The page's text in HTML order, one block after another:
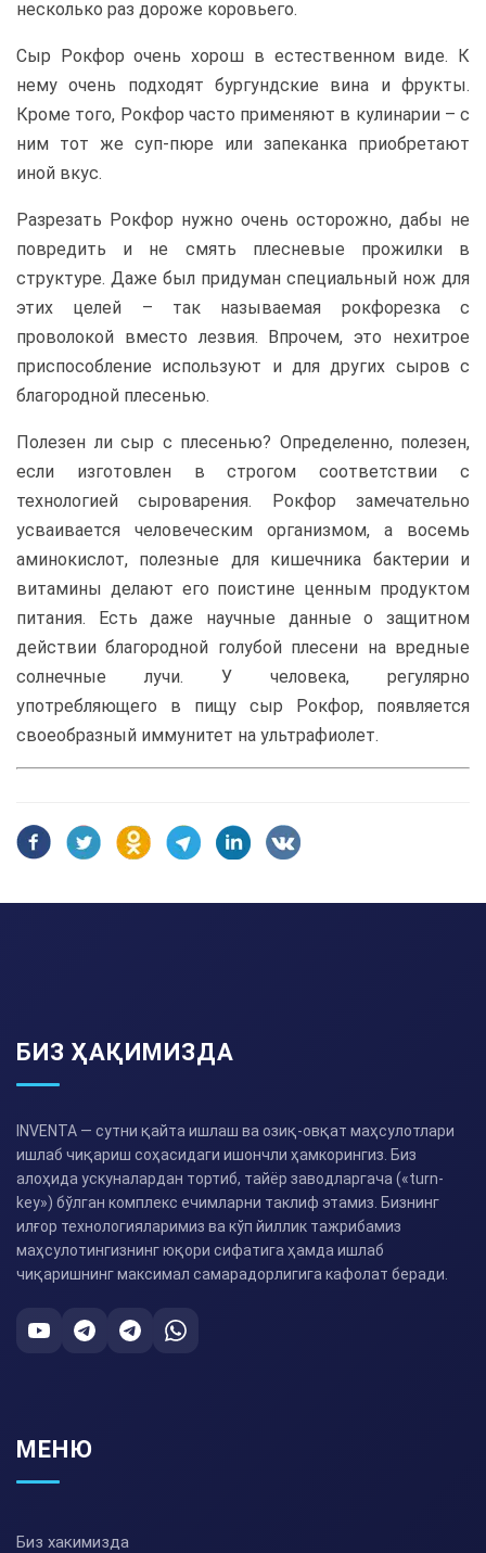
несколько раз дороже коровьего.
Сыр Рокфор очень хорош в естественном виде. К
нему очень подходят бургундские вина и фрукты.
Кроме того, Рокфор часто применяют в кулинарии – с
ним тот же суп-пюре или запеканка приобретают
иной вкус.
Разрезать Рокфор нужно очень осторожно, дабы не
повредить и не смять плесневые прожилки в
структуре. Даже был придуман специальный нож для
этих целей – так называемая рокфорезка с
проволокой вместо лезвия. Впрочем, это нехитрое
приспособление используют и для других сыров с
благородной плесенью.
Полезен ли сыр с плесенью? Определенно, полезен,
если изготовлен в строгом соответствии с
технологией сыроварения. Рокфор замечательно
усваивается человеческим организмом, а восемь
аминокислот, полезные для кишечника бактерии и
витамины делают его поистине ценным продуктом
питания. Есть даже научные данные о защитном
действии благородной голубой плесени на вредные
солнечные лучи. У человека, регулярно
употребляющего в пищу сыр Рокфор, появляется
своеобразный иммунитет на ультрафиолет.
БИЗ ҲАҚИМИЗДА
INVENTA — сутни қайта ишлаш ва озиқ-овқат маҳсулотлари
ишлаб чиқариш соҳасидаги ишончли ҳамкорингиз. Биз
алоҳида ускуналардан тортиб, тайёр заводларгача («turn-
key») бўлган комплекс ечимларни таклиф этамиз. Бизнинг
илғор технологияларимиз ва кўп йиллик тажрибамиз
маҳсулотингизнинг юқори сифатига ҳамда ишлаб
чиқаришнинг максимал самарадорлигига кафолат беради.
МЕНЮ
Биз хакимизда